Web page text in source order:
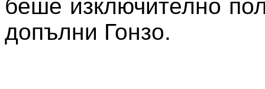
беше изключително
допълни Гонзо.